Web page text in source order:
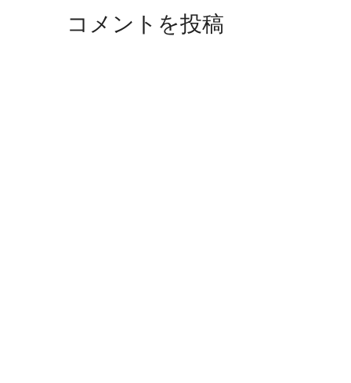
コメントを投稿